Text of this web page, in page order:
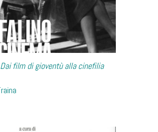
film di gioventù alla cinefilia